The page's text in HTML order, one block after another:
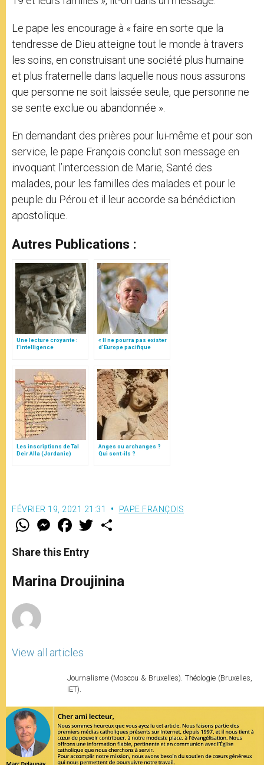
Le pape les encourage à « faire en sorte que la
tendresse de Dieu atteigne tout le monde à travers
les soins, en construisant une société plus humaine
et plus fraternelle dans laquelle nous nous assurons
que personne ne soit laissée seule, que personne ne
se sente exclue ou abandonnée ».
En demandant des prières pour lui-même et pour son
service, le pape François conclut son message en
invoquant l’intercession de Marie, Santé des
malades, pour les familles des malades et pour le
peuple du Pérou et il leur accorde sa bénédiction
apostolique.
Autres Publications :
Une lecture croyante :
l’intelligence
« Il ne pourra pas exister
d’Europe pacifique
Les inscriptions de Tal
Deir Alla (Jordanie)
Anges ou archanges ?
Qui sont-ils ?
FÉVRIER 19, 2021 21:31 PAPE FRANÇOIS
W
t
s
p
p
M
e
s
e
g
e
F
a
e
b
o
k
w
r
Share this Entry
Marina Droujinina
View all articles
Journalisme (Moscou & Bruxelles). Théologie (Bruxelles,
IET).